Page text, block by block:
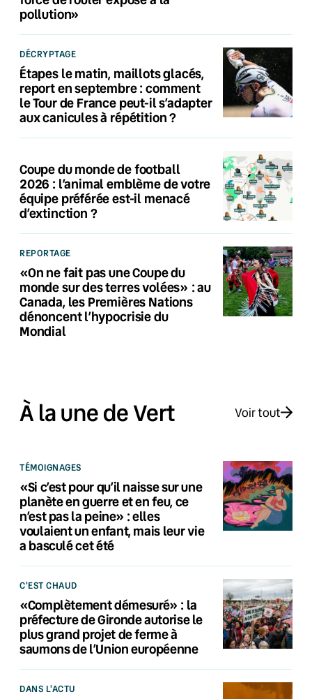
pollution»
DÉCRYPTAGE
Étapes le matin, maillots glacés,
report en septembre : comment
le Tour de France peut-il s’adapter
aux canicules à répétition ?
Coupe du monde de football
2026 : l’animal emblème de votre
équipe préférée est-il menacé
d’extinction ?
REPORTAGE
«On ne fait pas une Coupe du
monde sur des terres volées» : au
Canada, les Premières Nations
dénoncent l’hypocrisie du
Mondial
À la une de Vert Voir tout
TÉMOIGNAGES
«Si c’est pour qu’il naisse sur une
planète en guerre et en feu, ce
n’est pas la peine» : elles
voulaient un enfant, mais leur vie
a basculé cet été
C'EST CHAUD
«Complètement démesuré» : la
préfecture de Gironde autorise le
plus grand projet de ferme à
saumons de l’Union européenne
DANS L'ACTU